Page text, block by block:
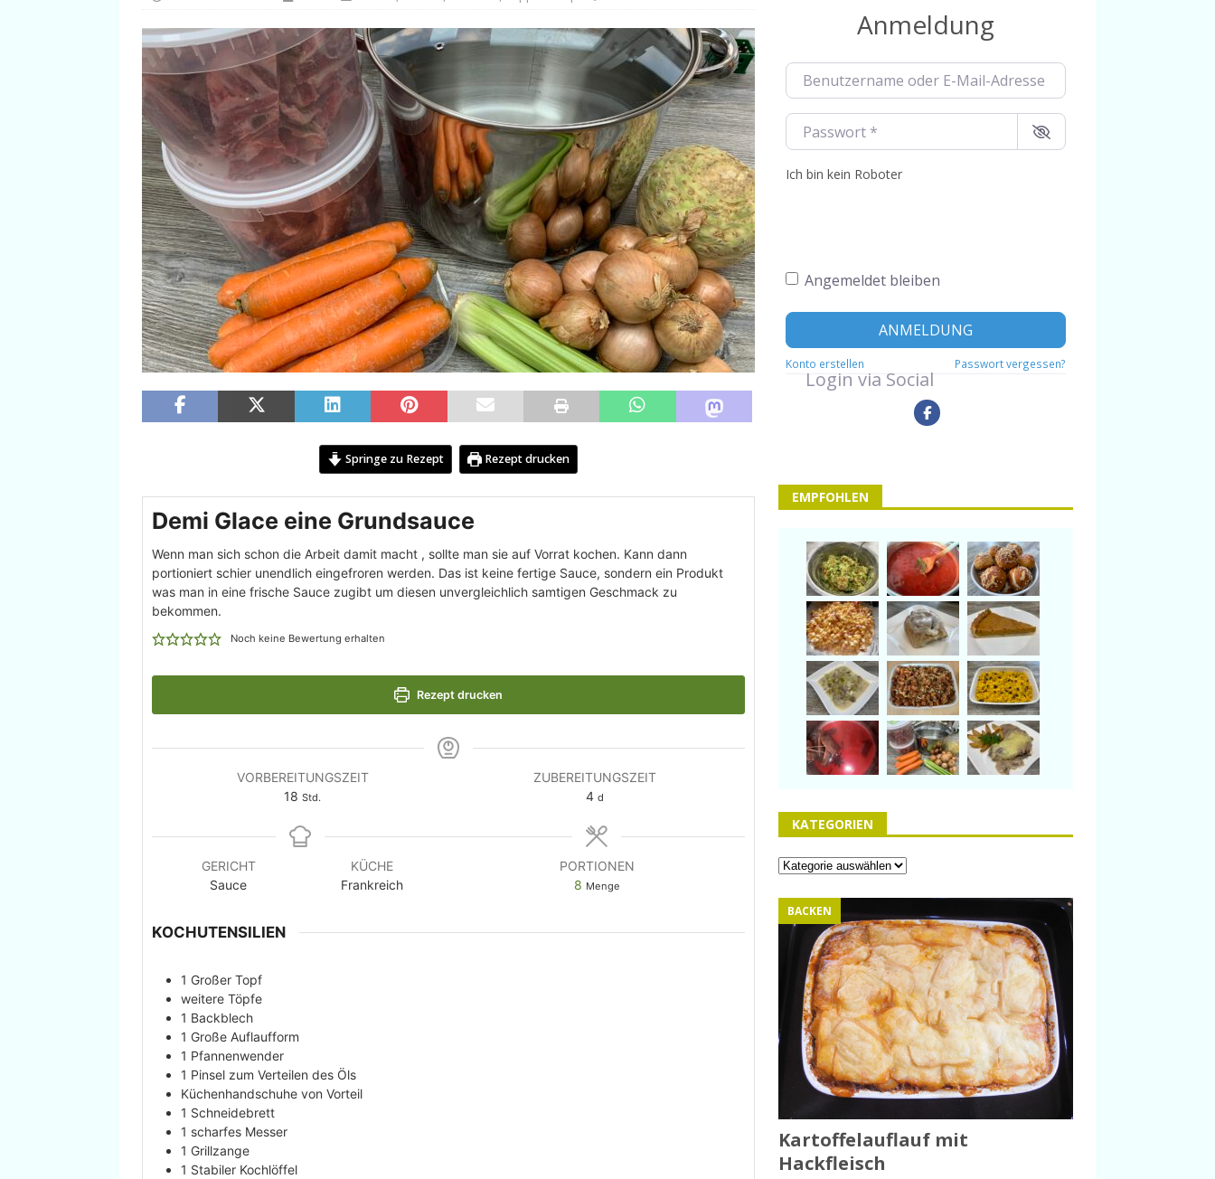
[ 14. März 2026 ] Guacamole AUFSTRICH
Springe zu Rezept Rezept drucken
Demi Glace eine Grundsauce
Wenn man sich schon die Arbeit damit macht , sollte man sie auf Vorrat kochen. Kann dann
portioniert schier unendlich eingefroren werden. Das ist keine fertige Sauce, sondern ein Produkt
was man in eine frische Sauce zugibt um diesen unvergleichlich samtigen Geschmack zu
bekommen.
Noch keine Bewertung erhalten
Rezept drucken
VORBEREITUNGSZEIT
18 Std.
ZUBEREITUNGSZEIT
4 d
GERICHT
Sauce
KÜCHE
Frankreich
PORTIONEN
8 Menge
KOCHUTENSILIEN
1 Großer Topf
weitere Töpfe
1 Backblech
1 Große Auflaufform
1 Pfannenwender
1 Pinsel zum Verteilen des Öls
Küchenhandschuhe von Vorteil
1 Schneidebrett
1 scharfes Messer
1 Grillzange
1 Stabiler Kochlöffel
Anmeldung
Benutzername oder E-Mail-Adresse
Passwort
Ich bin kein Roboter
Angemeldet bleiben
ANMELDUNG
Konto erstellen Passwort vergessen?
Login via Social
EMPFOHLEN
KATEGORIEN
Kartoffelauflauf mit
Hackfleisch
BACKEN